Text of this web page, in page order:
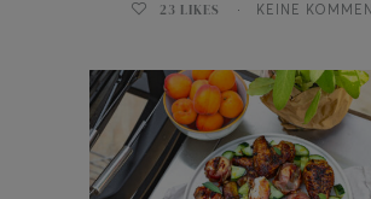
23 LIKES KEINE